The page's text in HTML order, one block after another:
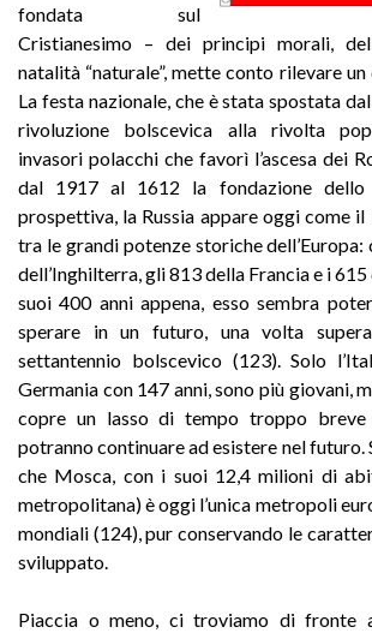
fondata sul
Cristianesimo – dei principi morali,
natalità “naturale”, mette conto rilevare
La festa nazionale, che è stata spostata
rivoluzione bolscevica alla rivolta
invasori polacchi che favorì l’ascesa dei
dal 1917 al 1612 la fondazione dello
prospettiva, la Russia appare oggi come il
tra le grandi potenze storiche
dell’Inghilterra, gli 813 della Francia e i 615
suoi 400 anni appena, esso sembra
sperare in un futuro, una volta
settantennio bolscevico (123). Solo
Germania con 147 anni, sono più giovani,
copre un lasso di tempo troppo breve
potranno continuare ad esistere nel futuro.
che Mosca, con i suoi 12,4 milioni di
metropolitana) è oggi l’unica metropoli
mondiali (124), pur conservando le
sviluppato.
Piaccia o meno, ci troviamo di fronte